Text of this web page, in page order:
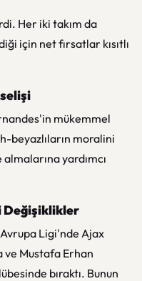
Her iki takım da
için net fırsatlar kısıtlı
mükemmel
beyazlıların moralini
yardımcı
Değişiklikler
Ligi'nde Ajax
ve Mustafa Erhan
bıraktı. Bunun